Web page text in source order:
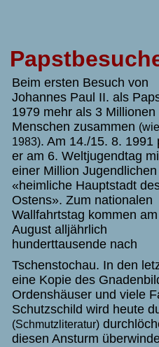
Beim ersten Besuch von
Johannes Paul II. als
1979 mehr als 3 Millionen
Menschen zusammen
1983). Am 14./15. 8. 1991
er am 6. Weltjugendtag
einer Million
«heimliche Hauptstadt
Ostens». Zum nationalen
Wallfahrtstag kommen
August alljährlich
hunderttausende nach
Tschenstochau. In den
eine Kopie des
Ordenshäuser und viele
Schutzschild wird heute
(Schmutzliteratur)
diesen Ansturm